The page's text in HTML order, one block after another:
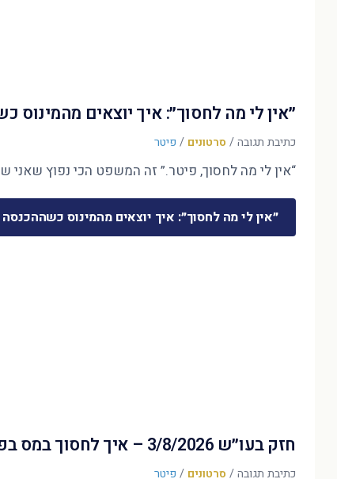
״אין לי מה לחסוך״: איך יוצאים מהמינוס
כתיבת תגובה/ סרטונים / פיטר
“אין לי מה לחסוך, פיטר.” זה המשפט הכי נפוץ שאני
״אין לי מה לחסוך״: איך יוצאים מהמינוס כשההכנסה
חזק בעו״ש 3/8/2026 – איך לחסוך במס בפיצויים?
כתיבת תגובה/ סרטונים / פיטר